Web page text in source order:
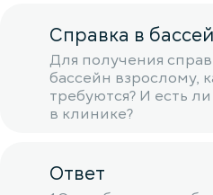
Справка в
Для получения
бассейн взрослому,
требуются? И есть
в клинике?
Ответ